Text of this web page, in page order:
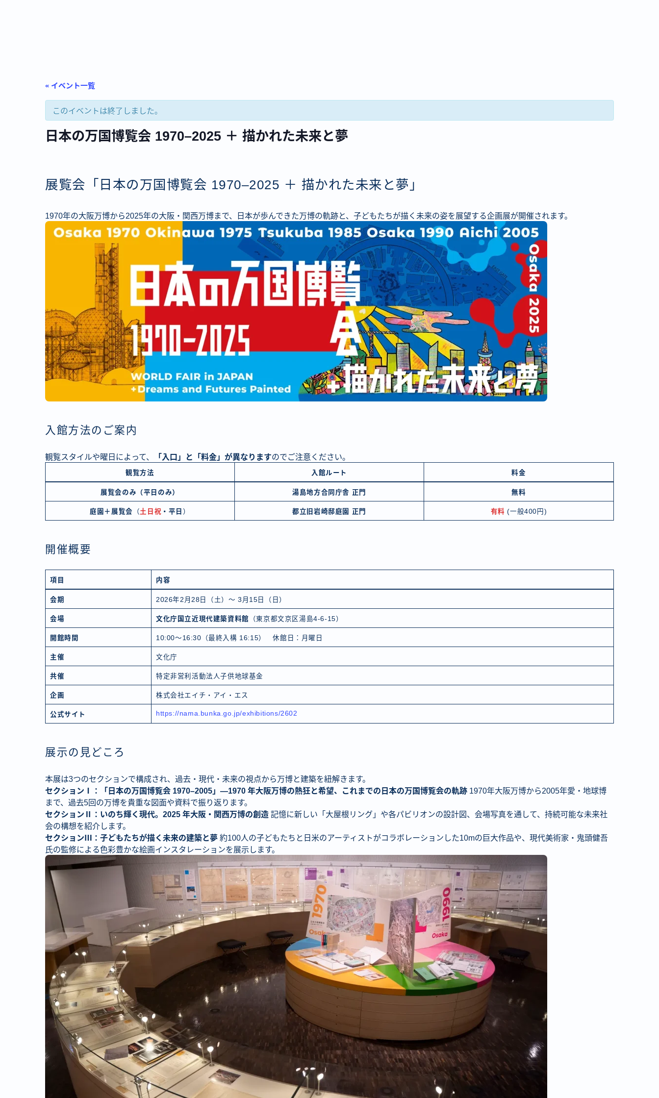
« イベント一覧
このイベントは終了しました。
日本の万国博覧会 1970–2025 ＋ 描かれた未来と夢
展覧会「日本の万国博覧会 1970–2025 ＋ 描かれた未来と夢」
1970年の大阪万博から2025年の大阪・関西万博まで、日本が歩んできた万博の軌跡と、子どもたちが描く未来の姿を展望する企画展が開催されます。
入館方法のご案内
観覧スタイルや曜日によって、 「入口」と「料金」が異なりますのでご注意ください。
観覧方法 入館ルート 料金
展覧会のみ（平日のみ） 湯島地方合同庁舎 正門 無料
庭園＋展覧会 （土日祝 ・平日 ） 都立旧岩崎邸庭園 正門 有料 (一般400円)
開催概要
項目 内容
会期 2026年2月28日（土）～ 3月15日（日）
会場 文化庁国立近現代建築資料館 （東京都文京区湯島4-6-15）
開館時間 10:00～16:30（最終入構 16:15） 休館日：月曜日
主催 文化庁
共催 特定非営利活動法人子供地球基金
企画 株式会社エイチ・アイ・エス
公式サイト https://nama.bunka.go.jp/exhibitions/2602
展示の見どころ
本展は3つのセクションで構成され、過去・現代・未来の視点から万博と建築を紐解きます。
セクションⅠ：「日本の万国博覧会 1970–2005」―1970 年大阪万博の熱狂と希望、これまでの日本の万国博覧会の軌跡 1970年大阪万博から2005年愛・地球博
まで、過去5回の万博を貴重な図面や資料で振り返ります。
セクションⅡ：いのち輝く現代。2025 年大阪・関西万博の創造 記憶に新しい「大屋根リング」や各パビリオンの設計図、会場写真を通して、持続可能な未来社
会の構想を紹介します。
セクションⅢ：子どもたちが描く未来の建築と夢 約100人の子どもたちと日米のアーティストがコラボレーションした10mの巨大作品や、現代美術家・鬼頭健吾
氏の監修による色彩豊かな絵画インスタレーションを展示します。